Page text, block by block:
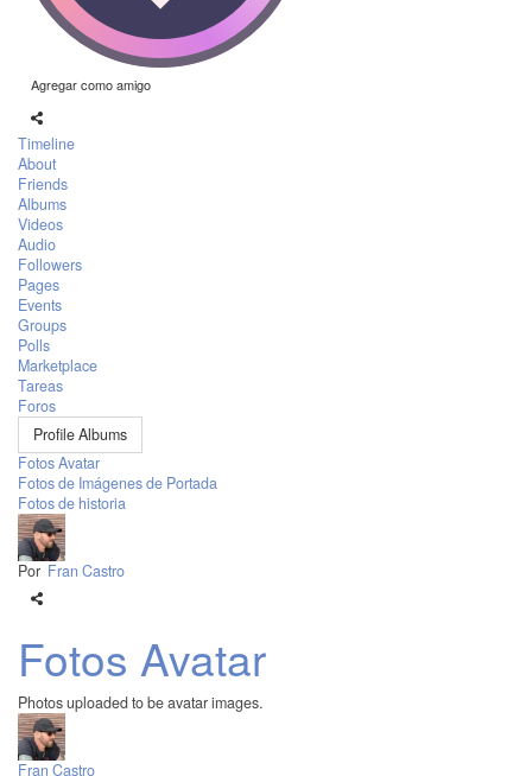
Agregar como amigo
Timeline
About
Friends
Albums
Videos
Audio
Followers
Pages
Events
Groups
Polls
Marketplace
Tareas
Foros
Profile Albums
Fotos Avatar
Fotos de Imágenes de Portada
Fotos de historia
Por Fran Castro
Fotos Avatar
Photos uploaded to be avatar images.
Fran Castro